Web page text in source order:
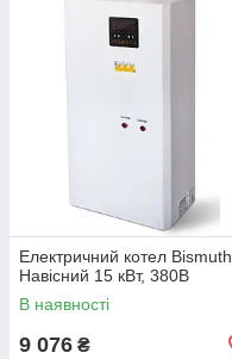
Електричний котел Bismuth
Навісний 15 кВт, 380В
В наявності
9 076 ₴